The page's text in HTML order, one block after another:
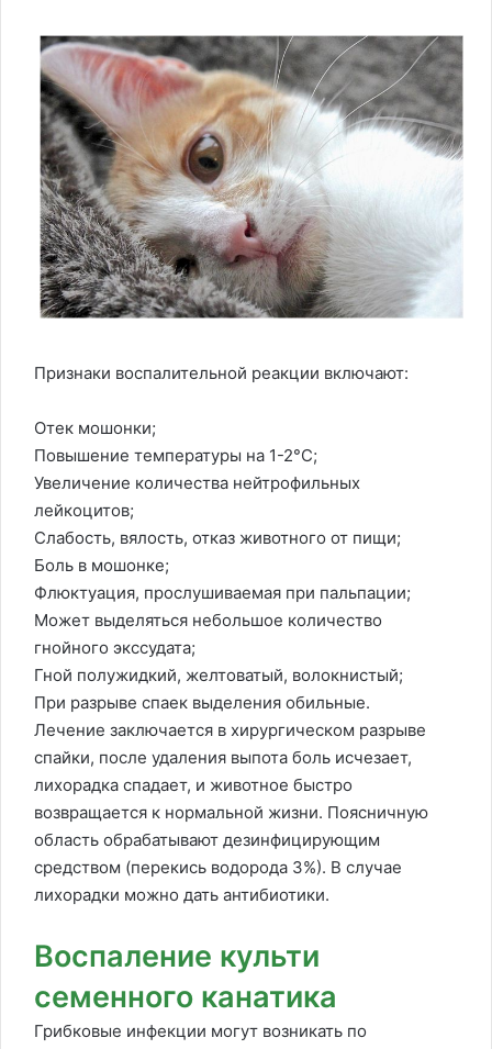
Признаки воспалительной реакции включают:
Отек мошонки;
Повышение температуры на 1-2°C;
Увеличение количества нейтрофильных
лейкоцитов;
Слабость, вялость, отказ животного от пищи;
Боль в мошонке;
Флюктуация, прослушиваемая при пальпации;
Может выделяться небольшое количество
гнойного экссудата;
Гной полужидкий, желтоватый, волокнистый;
При разрыве спаек выделения обильные.
Лечение заключается в хирургическом разрыве
спайки, после удаления выпота боль исчезает,
лихорадка спадает, и животное быстро
возвращается к нормальной жизни. Поясничную
область обрабатывают дезинфицирующим
средством (перекись водорода 3%). В случае
лихорадки можно дать антибиотики.
Воспаление культи
семенного канатика
Грибковые инфекции могут возникать по